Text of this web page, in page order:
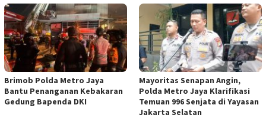
Brimob Polda Metro Jaya
Bantu Penanganan Kebakaran
Gedung Bapenda DKI
Mayoritas Senapan Angin,
Polda Metro Jaya Klarifikasi
Temuan 996 Senjata di Yayasan
Jakarta Selatan